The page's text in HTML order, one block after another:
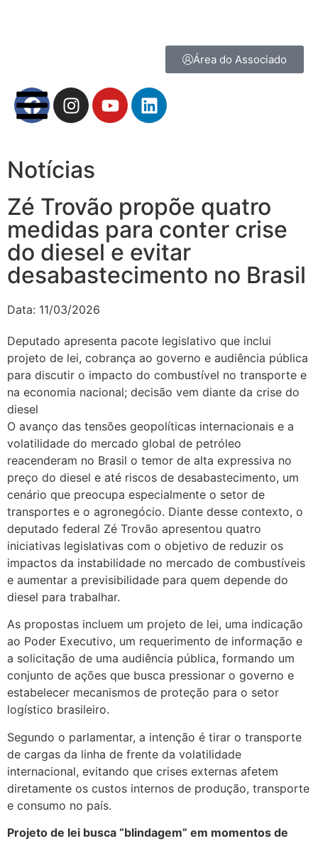
Área do Associado
Notícias
Zé Trovão propõe quatro
medidas para conter crise
do diesel e evitar
desabastecimento no Brasil
Data: 11/03/2026
Deputado apresenta pacote legislativo que inclui
projeto de lei, cobrança ao governo e audiência pública
para discutir o impacto do combustível no transporte e
na economia nacional; decisão vem diante da crise do
diesel
O avanço das tensões geopolíticas internacionais e a
volatilidade do mercado global de petróleo
reacenderam no Brasil o temor de alta expressiva no
preço do diesel e até riscos de desabastecimento, um
cenário que preocupa especialmente o setor de
transportes e o agronegócio. Diante desse contexto, o
deputado federal Zé Trovão apresentou quatro
iniciativas legislativas com o objetivo de reduzir os
impactos da instabilidade no mercado de combustíveis
e aumentar a previsibilidade para quem depende do
diesel para trabalhar.
As propostas incluem um projeto de lei, uma indicação
ao Poder Executivo, um requerimento de informação e
a solicitação de uma audiência pública, formando um
conjunto de ações que busca pressionar o governo e
estabelecer mecanismos de proteção para o setor
logístico brasileiro.
Segundo o parlamentar, a intenção é tirar o transporte
de cargas da linha de frente da volatilidade
internacional, evitando que crises externas afetem
diretamente os custos internos de produção, transporte
e consumo no país.
Projeto de lei busca “blindagem” em momentos de